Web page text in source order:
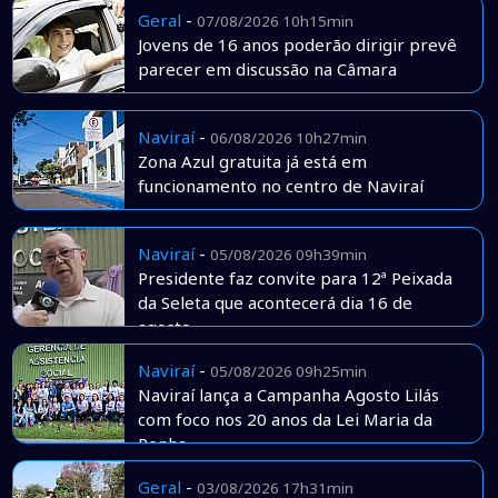
Geral - 07/08/2026 10h15min
Jovens de 16 anos poderão dirigir prevê
parecer em discussão na Câmara
Naviraí- 06/08/2026 10h27min
Zona Azul gratuita já está em
funcionamento no centro de Naviraí
Naviraí- 05/08/2026 09h39min
Presidente faz convite para 12ª Peixada
da Seleta que acontecerá dia 16 de
agosto
Naviraí- 05/08/2026 09h25min
Naviraí lança a Campanha Agosto Lilás
com foco nos 20 anos da Lei Maria da
Penha
Geral - 03/08/2026 17h31min